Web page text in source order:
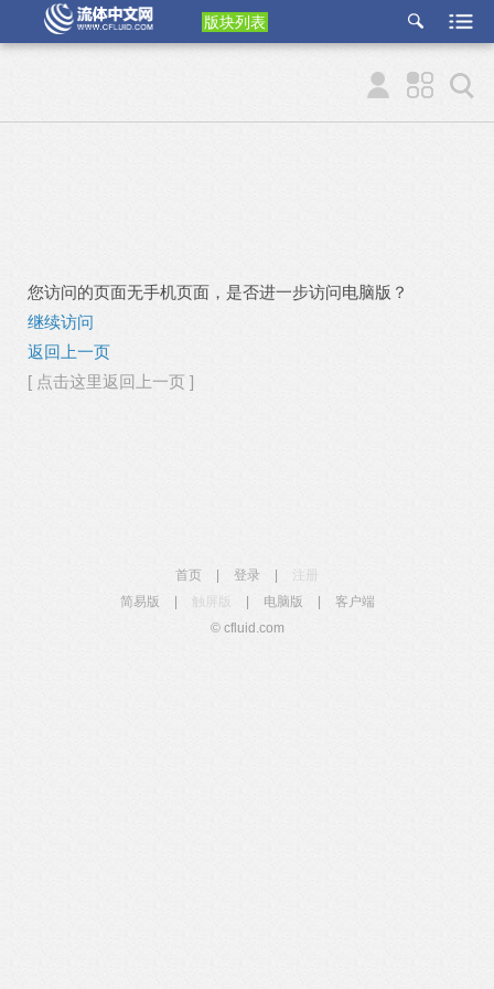
版块列表
etu
p
您访问的页面无手机页面，是否进一步访问电脑版？
继续访问
返回上一页
[ 点击这里返回上一页 ]
首页 登录
简易版
触屏版 电脑版
客户端
© cfluid.com